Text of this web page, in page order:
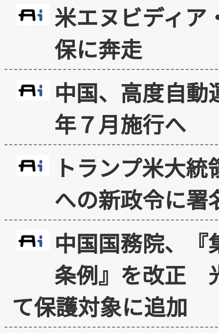
米エヌビディア
保に奔走
中国、高度自
年７月施行へ
トランプ米大
への新政令に署
中国国務院、
条例』を改正
て保護対象に追加